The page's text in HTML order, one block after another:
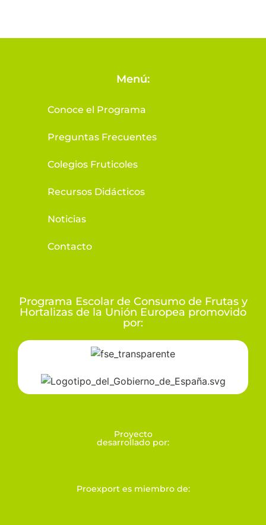
Menú:
Conoce el Programa
Preguntas Frecuentes
Colegios Fruticoles
Recursos Didácticos
Noticias
Contacto
Programa Escolar de Consumo de Frutas y
Hortalizas de la Unión Europea promovido
por:
Proyecto
desarrollado por:
Proexport es miembro de: